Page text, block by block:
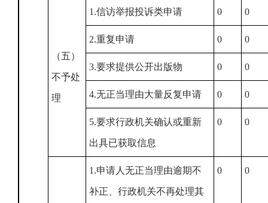
（五）
不予处
理
1.信访举报投诉类申请 0 0
2.重复申请 0 0
3.要求提供公开出版物 0 0
4.无正当理由大量反复申请 0 0
5.要求行政机关确认或重新
出具已获取信息
0 0
1.申请人无正当理由逾期不
补正、行政机关不再处理其
0 0